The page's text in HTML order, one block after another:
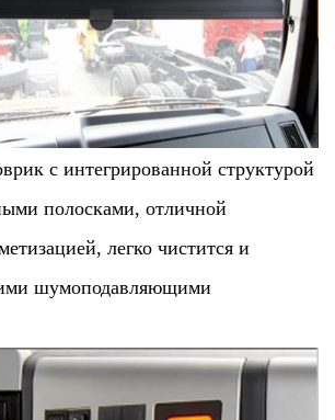
с интегрированной структурой
полосками, отличной
легко чистится и
шумоподавляющими